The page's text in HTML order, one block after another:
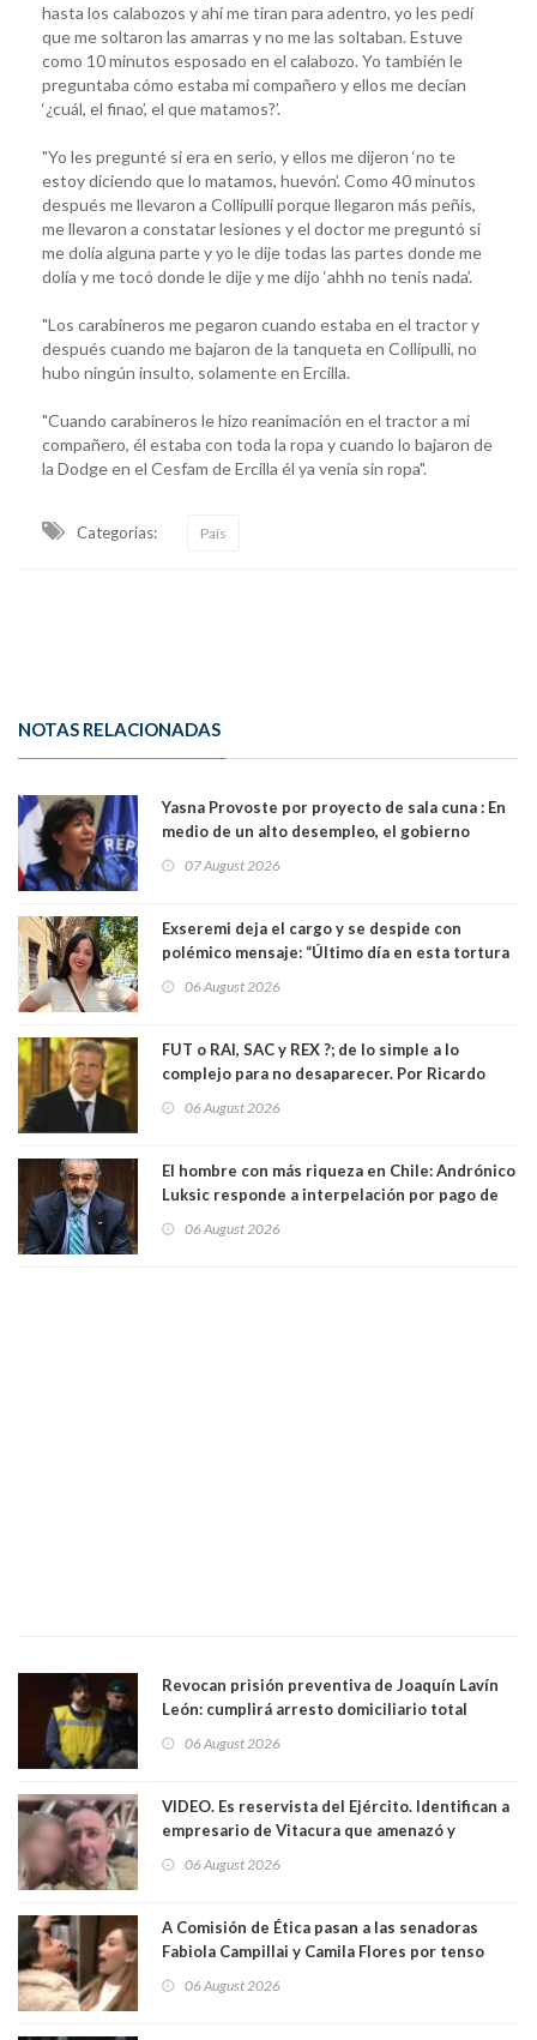
hasta los calabozos y ahí me tiran para adentro, yo les pedí
que me soltaron las amarras y no me las soltaban. Estuve
como 10 minutos esposado en el calabozo. Yo también le
preguntaba cómo estaba mi compañero y ellos me decían
‘¿cuál, el finao’, el que matamos?’.
"Yo les pregunté si era en serio, y ellos me dijeron ‘no te
estoy diciendo que lo matamos, huevón’. Como 40 minutos
después me llevaron a Collipulli porque llegaron más peñis,
me llevaron a constatar lesiones y el doctor me preguntó si
me dolía alguna parte y yo le dije todas las partes donde me
dolía y me tocó donde le dije y me dijo ‘ahhh no tenís nada’.
"Los carabineros me pegaron cuando estaba en el tractor y
después cuando me bajaron de la tanqueta en Collipulli, no
hubo ningún insulto, solamente en Ercilla.
"Cuando carabineros le hizo reanimación en el tractor a mi
compañero, él estaba con toda la ropa y cuando lo bajaron de
la Dodge en el Cesfam de Ercilla él ya venía sin ropa".
Categorias: País
NOTAS RELACIONADAS
Yasna Provoste por proyecto de sala cuna : En
medio de un alto desempleo, el gobierno
07 August 2026
Exseremi deja el cargo y se despide con
polémico mensaje: “Último día en esta tortura
06 August 2026
FUT o RAI, SAC y REX ?; de lo simple a lo
complejo para no desaparecer. Por Ricardo
06 August 2026
El hombre con más riqueza en Chile: Andrónico
Luksic responde a interpelación por pago de
día que me muera”
06 August 2026
Revocan prisión preventiva de Joaquín Lavín
León: cumplirá arresto domiciliario total
06 August 2026
VIDEO. Es reservista del Ejército. Identifican a
empresario de Vitacura que amenazó y
al "ring raja". Se trata de Andrés Arrieta y la
06 August 2026
A Comisión de Ética pasan a las senadoras
Fabiola Campillai y Camila Flores por tenso
06 August 2026